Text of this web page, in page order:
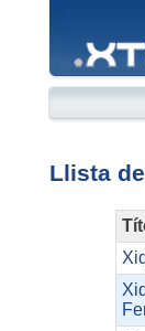
Llista